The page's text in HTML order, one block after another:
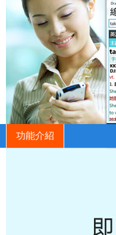
功能介紹